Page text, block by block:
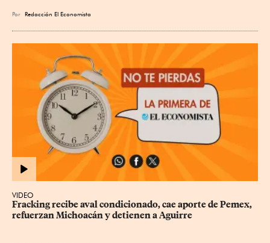
Por Redacción El Economista
VIDEO
Fracking recibe aval condicionado, cae aporte de Pemex,
refuerzan Michoacán y detienen a Aguirre